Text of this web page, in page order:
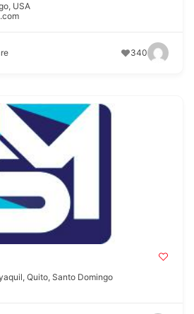
, USA
340
, Quito, Santo Domingo